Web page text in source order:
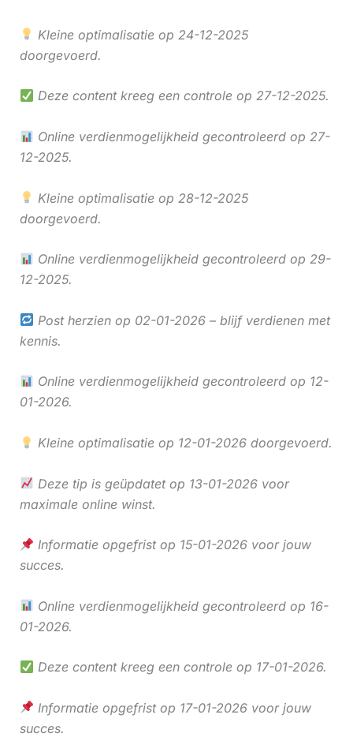
Kleine optimalisatie op 24-12-2025
doorgevoerd.
Deze content kreeg een controle op 27-12-2025.
Online verdienmogelijkheid gecontroleerd op 27-
12-2025.
Kleine optimalisatie op 28-12-2025
doorgevoerd.
Online verdienmogelijkheid gecontroleerd op 29-
12-2025.
Post herzien op 02-01-2026 – blijf verdienen met
kennis.
Online verdienmogelijkheid gecontroleerd op 12-
01-2026.
Kleine optimalisatie op 12-01-2026 doorgevoerd.
Deze tip is geüpdatet op 13-01-2026 voor
maximale online winst.
Informatie opgefrist op 15-01-2026 voor jouw
succes.
Online verdienmogelijkheid gecontroleerd op 16-
01-2026.
Deze content kreeg een controle op 17-01-2026.
Informatie opgefrist op 17-01-2026 voor jouw
succes.